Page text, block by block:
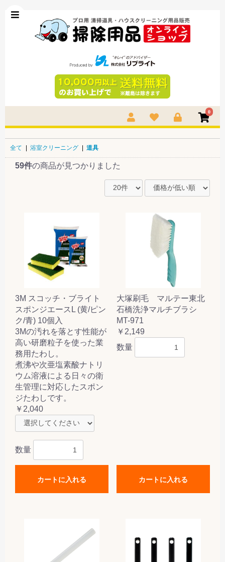
0
全て | 浴室クリーニング | 道具
59件の商品が見つかりました
3M スコッチ・ブライト
スポンジエースL (黄/ピン
ク/青) 10個入
3Mの汚れを落とす性能が
高い研磨粒子を使った業
務用たわし。
煮沸や次亜塩素酸ナトリ
ウム溶液による日々の衛
生管理に対応したスポン
ジたわしです。
￥2,040
数量
カートに入れる
大塚刷毛 マルテー東北
石橋洗浄マルチブラシ
MT-971
￥2,149
数量
カートに入れる